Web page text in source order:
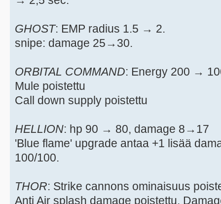
GHOST: EMP radius 1.5 → 2.
snipe: damage 25→30.
ORBITAL COMMAND: Energy 200 →
Mule poistettu
Call down supply poistettu
HELLION: hp 90 → 80, damage 8→17
'Blue flame' upgrade antaa +1 lisää
100/100.
THOR: Strike cannons ominaisuus
Anti Air splash damage poistettu,